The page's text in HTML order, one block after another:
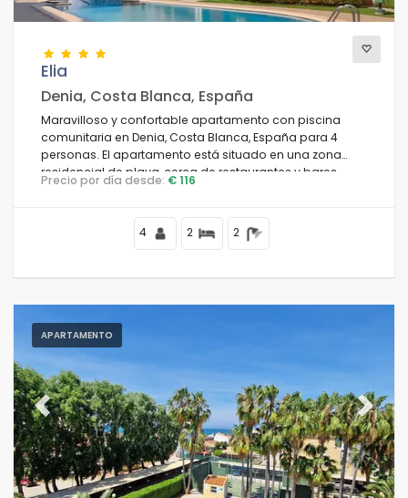
Elia
Denia, Costa Blanca, España
Maravilloso y confortable apartamento con piscina
comunitaria en Denia, Costa Blanca, España para 4
personas. El apartamento está situado en una zona
residencial de playa, cerca de restaurantes y bares,
tiendas y supermercados, a 500 m de la playa de Les
Precio por día desde: € 116
4 2 2
APARTAMENTO
Previous Next